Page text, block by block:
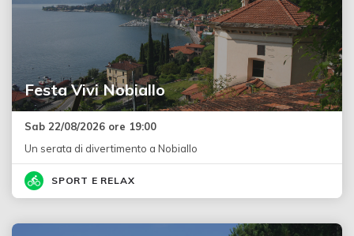
Festa Vivi Nobiallo
Sab 22/08/2026 ore 19:00
Un serata di divertimento a Nobiallo
SPORT E RELAX